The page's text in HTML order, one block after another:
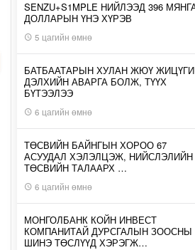
SENZU+S1MPLE НИЙЛЭЭД 396
ДОЛЛАРЫН ҮНЭ ХҮРЭВ
5 цагийн өмнө
БАТБААТАРЫН ХУЛАН ЖЮҮ
ДЭЛХИЙН АВАРГА БОЛЖ, ТҮҮХ
БҮТЭЭЛЭЭ
6 цагийн өмнө
ТӨСВИЙН БАЙНГЫН ХОРОО 67
АСУУДАЛ ХЭЛЭЛЦЭЖ, НИЙСЛЭЛИЙН
ТӨСВИЙН ТАЛААРХ …
6 цагийн өмнө
МОНГОЛБАНК КОЙН ИНВЕСТ
КОМПАНИТАЙ ДУРСГАЛЫН ЗООСНЫ
ШИНЭ ТӨСЛҮҮД ХЭРЭГЖ…